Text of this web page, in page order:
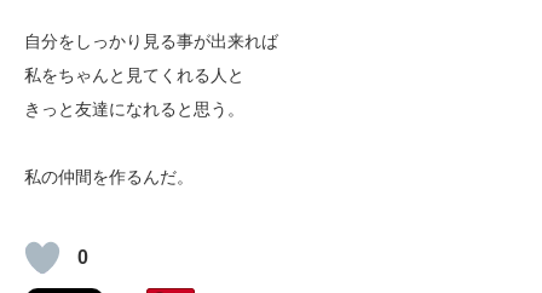
自分をしっかり見る事が出来れば
私をちゃんと見てくれる人と
きっと友達になれると思う。
私の仲間を作るんだ。
0